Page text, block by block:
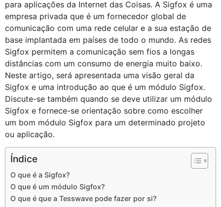
para aplicações da Internet das Coisas. A Sigfox é uma
empresa privada que é um fornecedor global de
comunicação com uma rede celular e a sua estação de
base implantada em países de todo o mundo. As redes
Sigfox permitem a comunicação sem fios a longas
distâncias com um consumo de energia muito baixo.
Neste artigo, será apresentada uma visão geral da
Sigfox e uma introdução ao que é um módulo Sigfox.
Discute-se também quando se deve utilizar um módulo
Sigfox e fornece-se orientação sobre como escolher
um bom módulo Sigfox para um determinado projeto
ou aplicação.
Índice
O que é a Sigfox?
O que é um módulo Sigfox?
O que é que a Tesswave pode fazer por si?